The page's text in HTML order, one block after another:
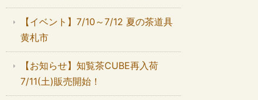
【イベント】7/10～7/12 夏の茶道具
黄札市
【お知らせ】知覧茶CUBE再入荷
7/11(土)販売開始！